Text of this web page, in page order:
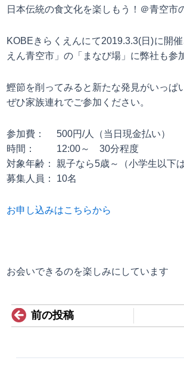
日本伝統の食文化を楽しもう！＠青空市
KOBEきらくえんにて2019.3.3(日)に開
えん青空市」の「まなび場」に弊社も参
鰹節を削ってみると新たな発見がいっぱ
ぜひ家族連れでご参加ください。
参加費： 500円/人（当日現金払い）
時間： 12:00～ 30分程度
対象年齢： 親子なら5歳～（小学生以下は
募集人員： 10名
お申し込みはこちらから
お会いできるのを楽しみにしています
Prev
前の投稿